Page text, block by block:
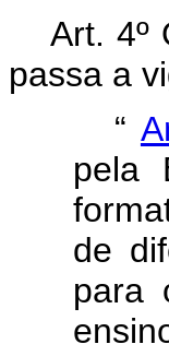
Art. 4º
passa a
“
pela
de
para